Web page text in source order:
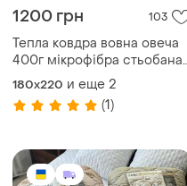
1200 грн 103
Тепла ковдра вовна овеча
400г мікрофібра стьобана
зимова 145×210 / 175×210 /
180x220 и еще 2
(1)